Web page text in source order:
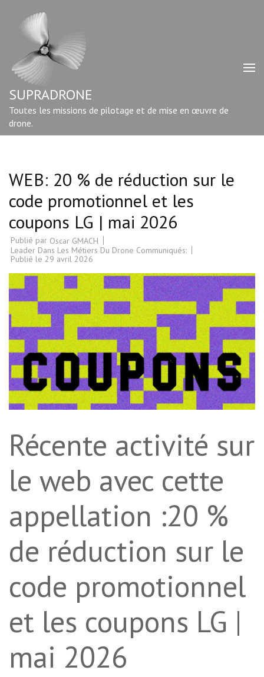
contenu
Entrée)
SUPRADRONE
Toutes les missions de pilotage et de mise en œuvre de
drone.
WEB: 20 % de réduction sur le
code promotionnel et les
coupons LG | mai 2026
Publié par Oscar GMACH
Leader Dans Les Métiers Du Drone Communiqués:
Publié le 29 avril 2026
Récente activité sur
le web avec cette
appellation :20 %
de réduction sur le
code promotionnel
et les coupons LG |
mai 2026